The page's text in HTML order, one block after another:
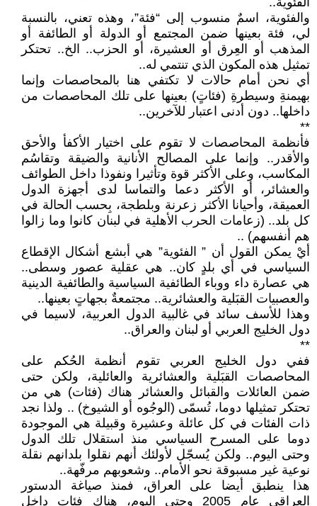
والفئوية، اسمٌ منسوب إلى “فئة”، وهذه تعني، بالنسبة
لي، فئة بعينها ضمن المجتمع أو الدولة أو الطائفة أو
المذهب أو العِرق أو العشيرة، أو الحزب.. الخ.. تحتكر
تمثيل هذه المكون الذي تنتمي له..
أي نحن أمام حالات لا تكتفي هنا بالمحاصصات وإنما
بهيمنةِ وسيطرةِ (فئاتٍ) بعينها على تلك المحاصصات من
داخلها.. دون أدنى اعتبار للآخرين..
**
فأنظمة المحاصصات لا تقوم على اختيار الأكفأ والأحق
والأقدر.. وإنما على المصالح الأنانية والضيقة وتقاسُم
المكاسب، وعلى الأكثر قوة وتأثيرا ونفوذا داخل الطوائف
والعشائر، أو الأكثر دعما والتماسا لدى أجهزة الدول
العميقة، وأحيانا الأكثر زعرنة وبلطجة، بِحسب الحالة في
كل بلد.. (زعامات الحرب الأهلية في لبنان كانوا وما زالوا
هم أنفسهم) ..
أيْ يمكن القول أن ” الفئوية” هي أبشع أشكال الإقطاع
السياسي في أي بلدٍ كان.. هي عقلية عصور وسطى..
هي عصارة داء ووباء الطائفية السياسية والطائفية الدينية
والعصبيات القبَلية والعشائرية.. مجتمعةٌ بجهاتٍ بعينها..
وهذا للأسف سائد في غالبية الدول العربية، لاسيما في
دول الخليج العربي أو لبنان والعراق..
**
ففي دول الخليج العربي تقوم أنظمة الحُكم على
المحاصصات القبَلية والعشائرية والعائلية، ولكن حتى
ضمن العائلات والقبائل والعشائر هناك (فئات) هي من
تحتكر تمثيلها دوما، تُسمّى (الوجُوه أو الشيوخ) .. ولذا نجد
ذات الفئات في كل عائلة وعشيرة وقبيلة هي الموجودة
دوما على المسرح السياسي منذ استقلال تلك الدول
وحتى اليوم.. ولكن يُسجّل لأولئك أنهم نقلوا بلدانهم نقلة
نوعية غير مسبوقة نحو الأمام.. وشعوبهم مرفّهة..
هذا ينطبق أيضا على العراق، فمنذ صياغة الدستور
العراقي عام 2005 وحتى اليوم، هناك فئات داخل